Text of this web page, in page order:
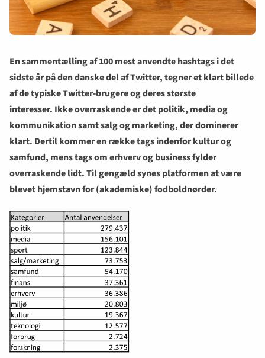
En sammentælling af 100 mest anvendte hashtags i det
sidste år på den danske del af Twitter, tegner et klart billede
af de typiske Twitter-brugere og deres største
interesser. Ikke overraskende er det politik, media og
kommunikation samt salg og marketing, der dominerer
klart. Dertil kommer en række tags indenfor kultur og
samfund, mens tags om erhverv og business fylder
overraskende lidt. Til gengæld synes platformen at være
blevet hjemstavn for (akademiske) fodboldnørder.